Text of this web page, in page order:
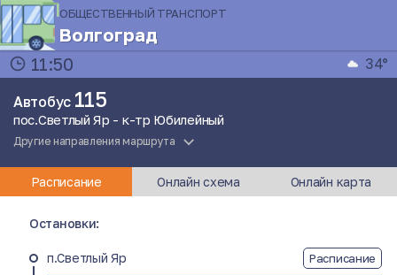
ОБЩЕСТВЕННЫЙ ТРАНСПОРТ
Волгоград
11:50
34°
Автобус 115
пос.Светлый Яр - к-тр Юбилейный
Другие направления маршрута
Расписание Онлайн схема Онлайн карта
Остановки:
п.Светлый Яр Расписание